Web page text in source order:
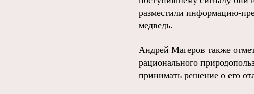
разместили информацию-
медведь.
Андрей Магеров также
рационального
принимать решение о его